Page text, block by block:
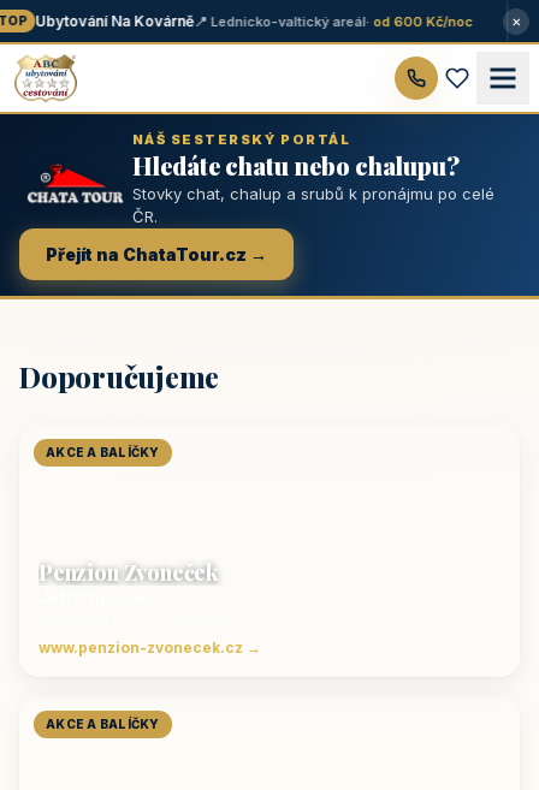
Ubytování Na Kovárně📍 Lednicko-valtický areál· od 600 Kč/noc ×
NÁŠ SESTERSKÝ PORTÁL
Hledáte chatu nebo chalupu?
Stovky chat, chalup a srubů k pronájmu po celé
ČR.
Přejít na ChataTour.cz →
Doporučujeme
AKCE A BALÍČKY
Penzion Zvoneček
www.penzion-zvonecek.cz →
AKCE A BALÍČKY